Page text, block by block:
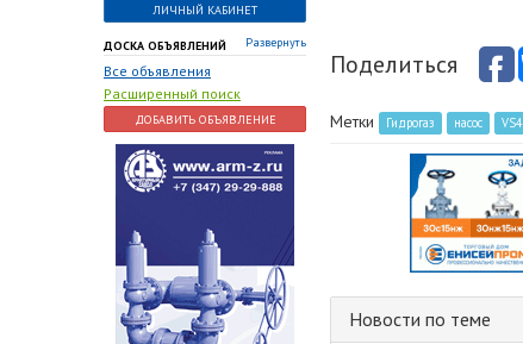
ЛИЧНЫЙ КАБИНЕТ
ДОСКА ОБЪЯВЛЕНИЙ Развернуть
Все объявления
Расширенный поиск
ДОБАВИТЬ ОБЪЯВЛЕНИЕ
Поделиться
Метки Гидрогаз насос VS4
Новости по теме